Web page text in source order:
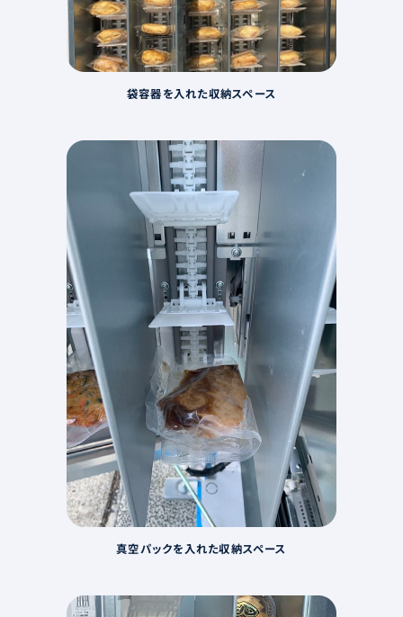
袋容器を入れた収納スペース
真空パックを入れた収納スペース